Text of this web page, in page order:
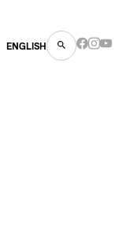
ENGLISH